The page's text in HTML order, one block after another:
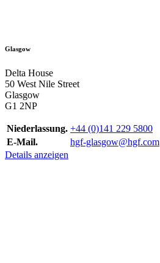
Glasgow
Delta House
50 West Nile Street
Glasgow
G1 2NP
Niederlassung. +44 (0)141 229 5800
E-Mail.
hgf-glasgow@hgf.com
Details anzeigen